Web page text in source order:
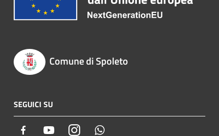
Comune di Spoleto
SEGUICI SU
Facebook YoutubeInstagram